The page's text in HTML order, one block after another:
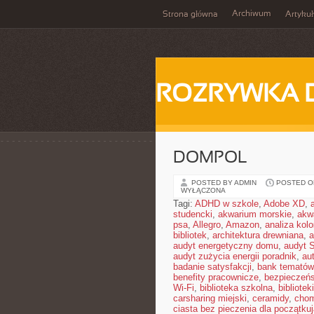
Strona główna Archiwum
ROZRYWKA
DOMPOL
POSTED BY ADMIN POSTED
WYŁĄCZONA
Tagi: ADHD w szkole, Adobe XD,
studencki, akwarium morskie,
psa, Allegro, Amazon, analiza
bibliotek, architektura drewniana,
audyt energetyczny domu, audyt
audyt zużycia energii poradnik,
badanie satysfakcji, bank
benefity pracownicze,
Wi-Fi, biblioteka szkolna,
carsharing miejski, ceramidy,
ciasta bez pieczenia dla